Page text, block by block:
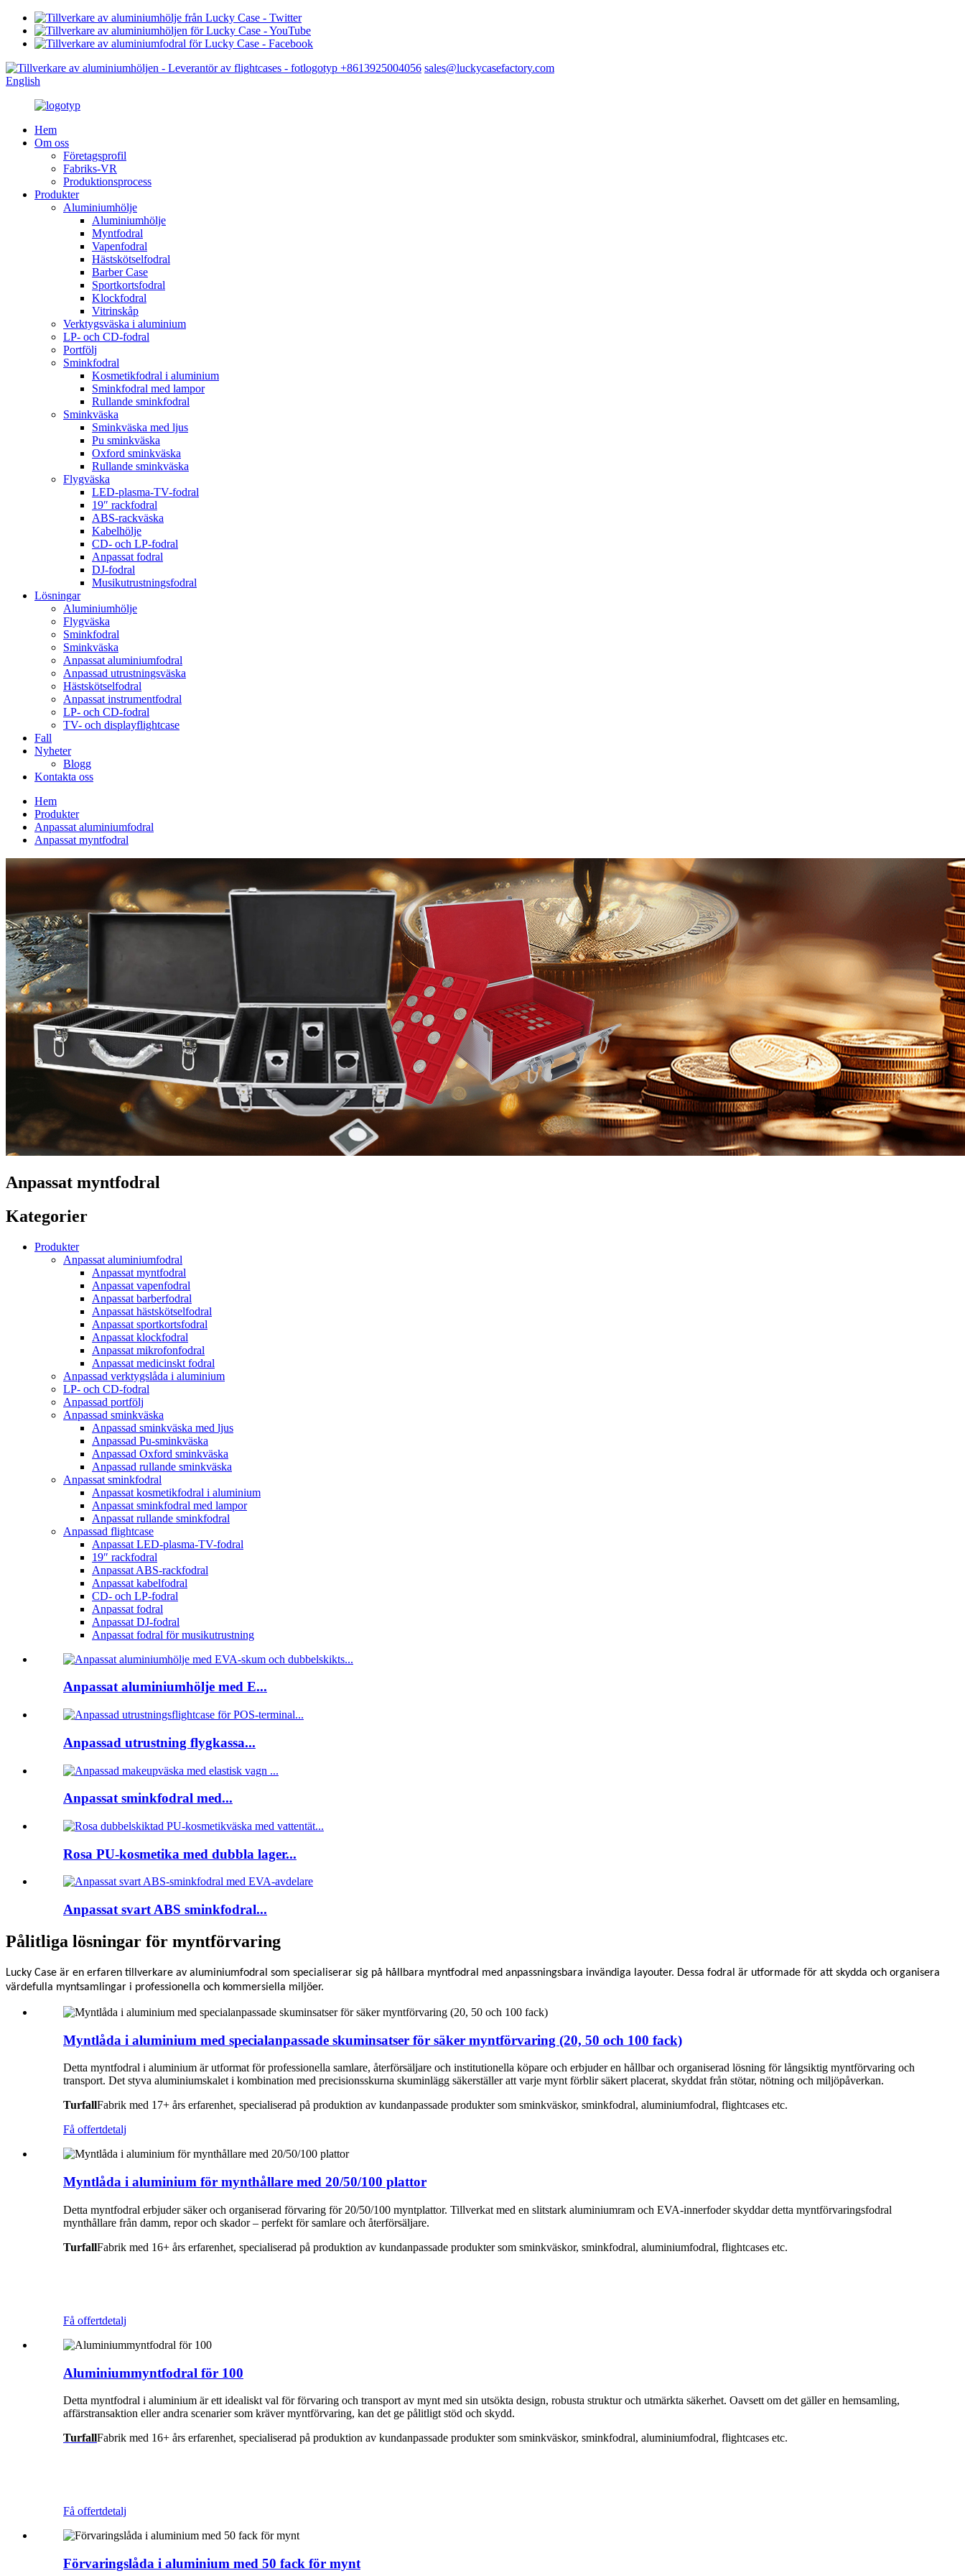
+8613925004056 sales@luckycasefactory.com
English
Hem
Om oss
Företagsprofil
Fabriks-VR
Produktionsprocess
Produkter
Aluminiumhölje
Aluminiumhölje
Myntfodral
Vapenfodral
Hästskötselfodral
Barber Case
Sportkortsfodral
Klockfodral
Vitrinskåp
Verktygsväska i aluminium
LP- och CD-fodral
Portfölj
Sminkfodral
Kosmetikfodral i aluminium
Sminkfodral med lampor
Rullande sminkfodral
Sminkväska
Sminkväska med ljus
Pu sminkväska
Oxford sminkväska
Rullande sminkväska
Flygväska
LED-plasma-TV-fodral
19″ rackfodral
ABS-rackväska
Kabelhölje
CD- och LP-fodral
Anpassat fodral
DJ-fodral
Musikutrustningsfodral
Lösningar
Aluminiumhölje
Flygväska
Sminkfodral
Sminkväska
Anpassat aluminiumfodral
Anpassad utrustningsväska
Hästskötselfodral
Anpassat instrumentfodral
LP- och CD-fodral
TV- och displayflightcase
Fall
Nyheter
Blogg
Kontakta oss
Hem
Produkter
Anpassat aluminiumfodral
Anpassat myntfodral
Anpassat myntfodral
Kategorier
Produkter
Anpassat aluminiumfodral
Anpassat myntfodral
Anpassat vapenfodral
Anpassat barberfodral
Anpassat hästskötselfodral
Anpassat sportkortsfodral
Anpassat klockfodral
Anpassat mikrofonfodral
Anpassat medicinskt fodral
Anpassad verktygslåda i aluminium
LP- och CD-fodral
Anpassad portfölj
Anpassad sminkväska
Anpassad sminkväska med ljus
Anpassad Pu-sminkväska
Anpassad Oxford sminkväska
Anpassad rullande sminkväska
Anpassat sminkfodral
Anpassat kosmetikfodral i aluminium
Anpassat sminkfodral med lampor
Anpassat rullande sminkfodral
Anpassad flightcase
Anpassat LED-plasma-TV-fodral
19″ rackfodral
Anpassat ABS-rackfodral
Anpassat kabelfodral
CD- och LP-fodral
Anpassat fodral
Anpassat DJ-fodral
Anpassat fodral för musikutrustning
Anpassat aluminiumhölje med E...
Anpassad utrustning flygkassa...
Anpassat sminkfodral med...
Rosa PU-kosmetika med dubbla lager...
Anpassat svart ABS sminkfodral...
Pålitliga lösningar för myntförvaring
Lucky Case är en erfaren tillverkare av aluminiumfodral som specialiserar sig på hållbara myntfodral med anpassningsbara invändiga layouter. Dessa fodral är utformade för att skydda och organisera
värdefulla myntsamlingar i professionella och kommersiella miljöer.
Myntlåda i aluminium med specialanpassade skuminsatser för säker myntförvaring (20, 50 och 100 fack)
Detta myntfodral i aluminium är utformat för professionella samlare, återförsäljare och institutionella köpare och erbjuder en hållbar och organiserad lösning för långsiktig myntförvaring och
transport. Det styva aluminiumskalet i kombination med precisionsskurna skuminlägg säkerställer att varje mynt förblir säkert placerat, skyddat från stötar, nötning och miljöpåverkan.
TurfallFabrik med 17+ års erfarenhet, specialiserad på produktion av kundanpassade produkter som sminkväskor, sminkfodral, aluminiumfodral, flightcases etc.
Få offertdetalj
Myntlåda i aluminium för mynthållare med 20/50/100 plattor
Detta myntfodral erbjuder säker och organiserad förvaring för 20/50/100 myntplattor. Tillverkat med en slitstark aluminiumram och EVA-innerfoder skyddar detta myntförvaringsfodral
mynthållare från damm, repor och skador – perfekt för samlare och återförsäljare.
TurfallFabrik med 16+ års erfarenhet, specialiserad på produktion av kundanpassade produkter som sminkväskor, sminkfodral, aluminiumfodral, flightcases etc.
Få offertdetalj
Aluminiummyntfodral för 100
Detta myntfodral i aluminium är ett idealiskt val för förvaring och transport av mynt med sin utsökta design, robusta struktur och utmärkta säkerhet. Oavsett om det gäller en hemsamling,
affärstransaktion eller andra scenarier som kräver myntförvaring, kan det ge pålitligt stöd och skydd.
TurfallFabrik med 16+ års erfarenhet, specialiserad på produktion av kundanpassade produkter som sminkväskor, sminkfodral, aluminiumfodral, flightcases etc.
Få offertdetalj
Förvaringslåda i aluminium med 50 fack för mynt